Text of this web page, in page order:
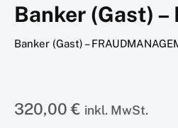
Banker (Gast)
Banker (Gast) –
320,00€ inkl. MwSt.